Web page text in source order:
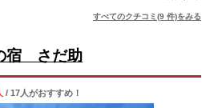
すべてのクチコミ(9 件)をみる
宿 さだ助
/ 17人がおすすめ！